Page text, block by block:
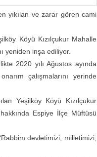
yıkılan ve zarar gören cami
Köyü Kızılçukur Mahalle
yeniden inşa ediliyor.
2020 yılı Ağustos ayında
çalışmalarını yerinde
Yeşilköy Köyü Kızılçukur
Espiye İlçe Müftüsü
devletimizi, milletimizi,